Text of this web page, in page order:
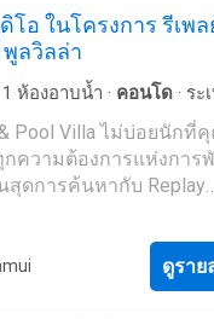
งพื้นที่ภายในห้องค่อนข้า
ห้องนั่งเล่น ห้องนอน ห้
ยความสะดวกล็อบบี้สปอ
ละสนามบาสเกตบอล ฟิต
ห้องซาวน่า อบไอน้ำ แ
าหารภายในโครงการท
ถึงชายหาดร้านสะดวกซื้
ามยาว 400 เมตร ที่ตั้งแล
Residence & Pool
ก ต.บ่อผุด อ.เกาะสมุย
ดินทางได้จากหน้าไปรษ
ทางทิศตะวันออก บนถน
ะยะทาง 3.1 กิโลเมตร จ
เมตร ก็จะพบกับโครงกา
คุณ
วัล 3 ปีซ้อน ได้แก่ Best
Best Development
2017 ให้คุณสามารถเป็น
มต้นที่ 13.7 ล้านบาทที่ตั้ง
เอียดโครงการ30/209 บ้
อำเภอเกาะสมุย จังหวั
โดยบริษัท Belgian-
งออกเป็น 3 รูปแบบดังนี้
จำนวน 7 หลัง และ
เภทและขนาดห้อง
โอ ในโครงการ รีเพล
ลวิลล่า
1 ห้องอาบน้ำ · คอนโด · ระ
·ครัวแบบผสมผสาน· อิน
ร ·สระว่ายน้ำ·ลานระเบีย
สำหรับเด็ก·เจ้าหน้าที่อำน
& Pool Villa ไม่บ่อยนักที่
ความต้องการแห่งการ
สุดการค้นหากับ Replay
ลล่าบนเกาะสมุย สวรรค์
วไทย เพียงไม่กี่ก้าวจา
เพลินไปกับหาดทรายสีข
ดูราย